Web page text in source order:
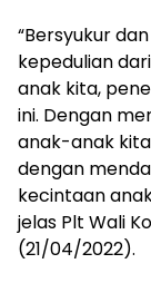
“Bersyukur
kepedulian
anak kita,
ini. Dengan
anak-anak
dengan
kecintaan
jelas Plt Wali
(21/04/2022).